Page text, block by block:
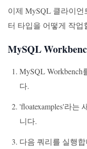
이제 MySQL 클라이
터 타입을 어떻게 작
MySQL
MySQL
다.
'floatexamples'라는
니다.
다음 쿼리를 실행